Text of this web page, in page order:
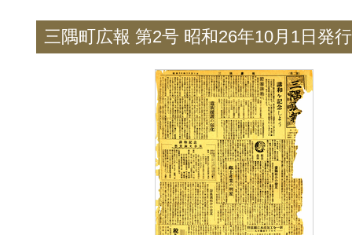
三隅町広報 第2号 昭和26年10月1日発行